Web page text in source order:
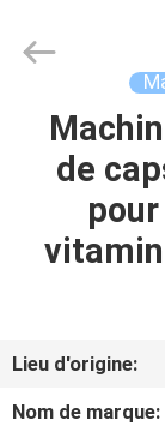
MAISON
VIDÉOS
Pharmatech
de
Lieu d'origine:
Nom de marque: